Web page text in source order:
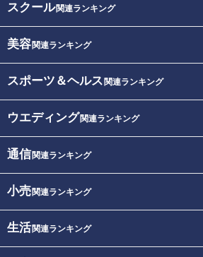
スクール関連ランキング
美容関連ランキング
スポーツ＆ヘルス 関連ランキング
ウエディング関連ランキング
通信関連ランキング
小売関連ランキング
生活関連ランキング